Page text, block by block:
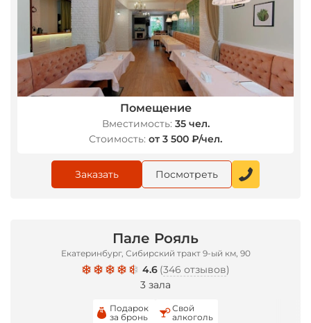
Помещение
Вместимость: 35 чел.
Стоимость: от 3 500 ₽/чел.
Заказать Посмотреть
Пале Рояль
Екатеринбург, Сибирский тракт 9-ый км, 90
4.6 (346 отзывов)
3 зала
Подарок
за бронь
Свой
алкоголь